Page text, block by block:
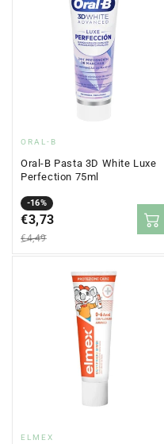
Proveedor:
ORAL-B
Oral-B Pasta 3D White Luxe
Perfection 75ml
-16%
Precio
en
oferta
€3,73
Precio
regular
€4,49
Proveedor:
ELMEX